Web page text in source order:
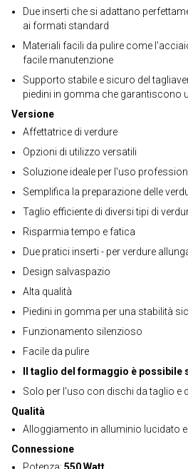
Due inserti che si adattano
ai formati standard
Materiali facili da pulire come
facile manutenzione
Supporto stabile e sicuro del
piedini in gomma che garantiscono
Versione
Affettatrice di verdure
Opzioni di utilizzo versatili
Soluzione ideale per l'uso
Semplifica la preparazione delle
Taglio efficiente di diversi tipi di
Risparmia tempo e fatica
Due pratici inserti - per verdure
Design salvaspazio
Alta qualità
Piedini in gomma per una stabilità
Funzionamento silenzioso
Facile da pulire
Il taglio del formaggio è possibile
Solo per l'uso con dischi da taglio e
Qualità
Alloggiamento in alluminio lucidato
Connessione